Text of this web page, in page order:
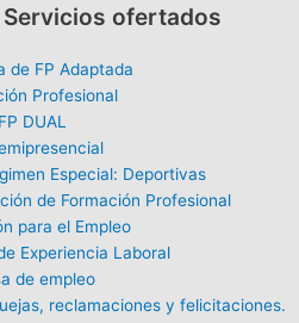
ofertados
de FP Adaptada
Profesional
FP DUAL
Especial: Deportivas
de Formación Profesional
para el Empleo
Experiencia Laboral
de empleo
reclamaciones y felicitaciones.